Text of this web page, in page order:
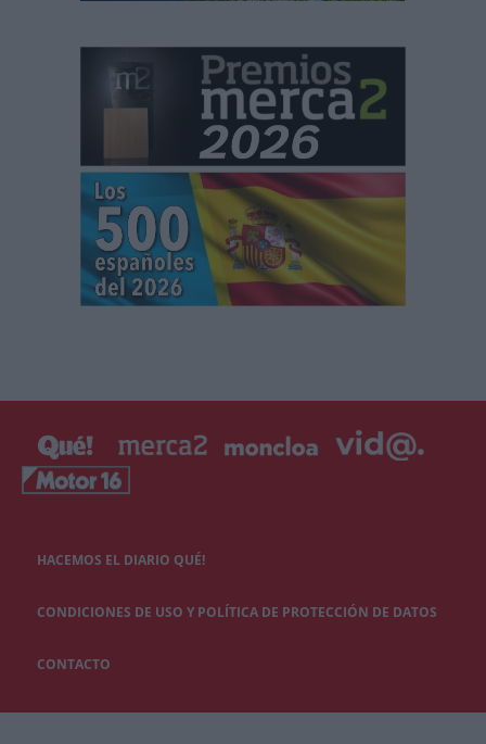
HACEMOS EL DIARIO QUÉ!
CONDICIONES DE USO Y POLÍTICA DE PROTECCIÓN DE DATOS
CONTACTO